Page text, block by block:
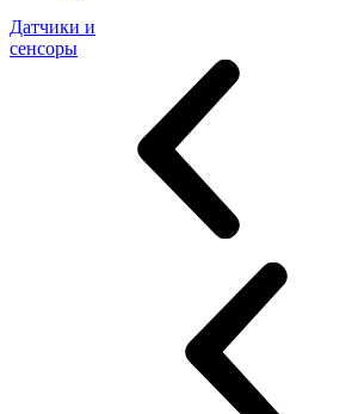
Датчики и
сенсоры